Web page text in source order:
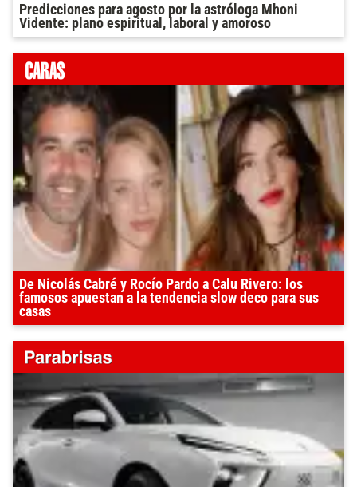
Predicciones para agosto por la astróloga Mhoni
Vidente: plano espiritual, laboral y amoroso
De Nicolás Cabré y Rocío Pardo a Calu Rivero: los
famosos apuestan a la tendencia slow deco para sus
casas